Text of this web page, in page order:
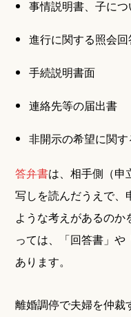
事情説明書、子に
進行に関する照会
手続説明書面
連絡先等の届出書
非開示の希望に関
答弁書は、相手側（申
写しを読んだうえで、
ような考えがあるのか
っては、「回答書」や
あります。
離婚調停で夫婦を仲裁